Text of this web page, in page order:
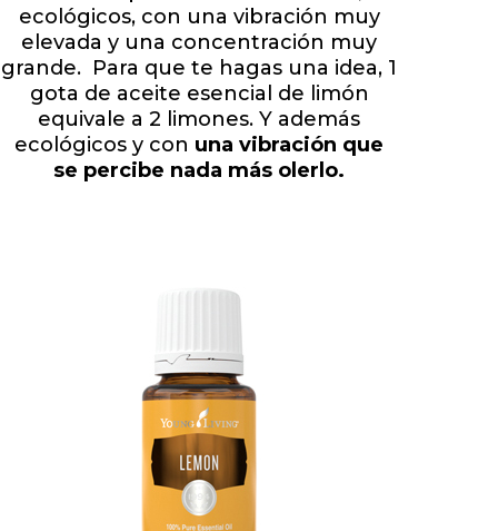
ecológicos, con una vibración muy
elevada y una concentración muy
grande. Para que te hagas una idea, 1
gota de aceite esencial de limón
equivale a 2 limones. Y además
ecológicos y con una vibración que
se percibe nada más olerlo.